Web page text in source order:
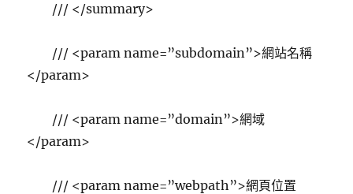
/// </summary>
/// <param name=”subdomain”>網站名稱
</param>
/// <param name=”domain”>網域
</param>
/// <param name=”webpath”>網頁位置